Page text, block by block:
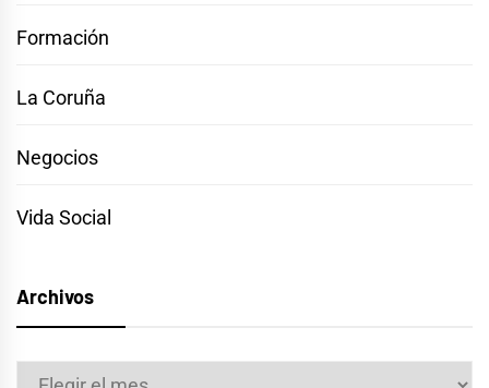
Formación
La Coruña
Negocios
Vida Social
Archivos
Archivos